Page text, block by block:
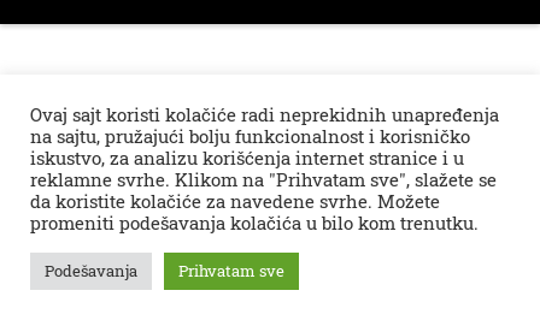
Ovaj sajt koristi kolačiće radi neprekidnih unapređenja
na sajtu, pružajući bolju funkcionalnost i korisničko
iskustvo, za analizu korišćenja internet stranice i u
reklamne svrhe. Klikom na "Prihvatam sve", slažete se
da koristite kolačiće za navedene svrhe. Možete
promeniti podešavanja kolačića u bilo kom trenutku.
Podešavanja Prihvatam sve